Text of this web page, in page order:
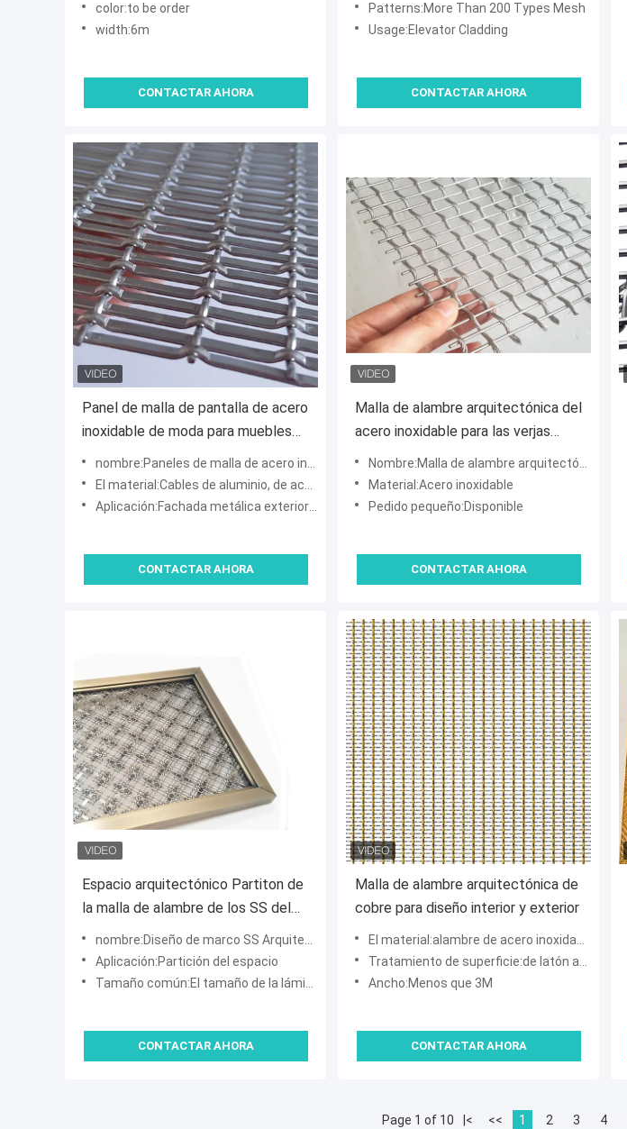
color:to be order
width:6m
CONTACTAR AHORA
Patterns:More Than 200 Types Mesh
Usage:Elevator Cladding
CONTACTAR AHORA
Panel de malla de pantalla de acero
inoxidable de moda para muebles
de gabinetes
nombre:Paneles de malla de acero inoxidable
El material:Cables de aluminio, de acero inoxidable
Aplicación:Fachada metálica exterior del edificio
CONTACTAR AHORA
Malla de alambre arquitectónica del
acero inoxidable para las verjas
decorativas exteriores
Nombre:Malla de alambre arquitectónica
Material:Acero inoxidable
Pedido pequeño:Disponible
CONTACTAR AHORA
Espacio arquitectónico Partiton de
la malla de alambre de los SS del
diseño del marco con la antigüedad
acabada
nombre:Diseño de marco SS Arquitectónico de malla de alambre espacio Partiton
Aplicación:Partición del espacio
Tamaño común:El tamaño de la lámina es de:
CONTACTAR AHORA
Malla de alambre arquitectónica de
cobre para diseño interior y exterior
El material:alambre de acero inoxidable, alambre de cobre
Tratamiento de superficie:de latón antiguo, pulido, revestido de energía
Ancho:Menos que 3M
CONTACTAR AHORA
Page 1 of 10 |< << 1 2 3 4